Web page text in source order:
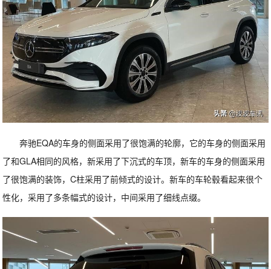
奔驰EQA的车身的侧面采用了很饱满的轮廓，它的车身的侧面采用
了和GLA相同的风格，新采用了下沉式的车顶，新车的车身的侧面采用
了很饱满的装饰，C柱采用了前倾式的设计。新车的车轮毂看起来很个
性化，采用了多条幅式的设计，中间采用了细线点缀。